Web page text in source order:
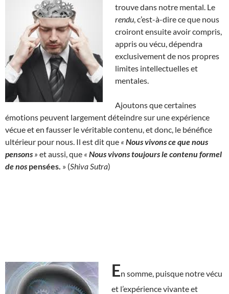
trouve dans notre mental. Le
rendu , c’est-à-dire ce que nous
croiront ensuite avoir compris,
appris ou vécu, dépendra
exclusivement de nos propres
limites intellectuelles et
mentales.
Ajoutons que certaines
émotions peuvent largement déteindre sur une expérience
vécue et en fausser le véritable contenu, et donc, le bénéfice
ultérieur pour nous. Il est dit que « Nous vivons ce que nous
pensons » et aussi, que « Nous vivons toujours le contenu formel
de nos pensées » (Shiva Sutra)
En somme, puisque notre vécu
et l’expérience vivante et